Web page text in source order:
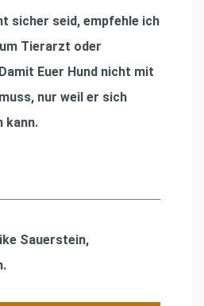
sicher seid, empfehle ich
Tierarzt oder
Euer Hund nicht mit
nur weil er sich
kann.
Sauerstein,